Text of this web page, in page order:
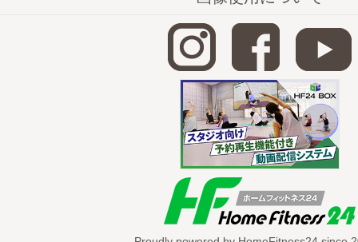
は当時流行していたダンスを滑らかに行う
振付を考えながら踊るその様子が、ロック
ルとなりロックダンスが誕生しました。
また、ロックダンスの代表的な動きの中に
さすポイントという動きがありますが、
この動きは彼が観客から笑われた時に、指
であると言われています。
ロック（Lock)という独特の止まる動作を